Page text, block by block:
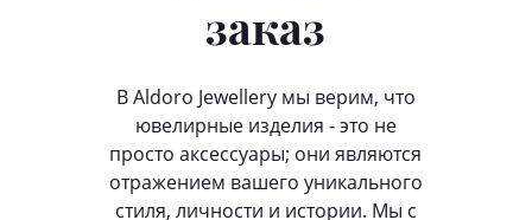
заказ
В Aldoro Jewellery мы верим, что
ювелирные изделия - это не
просто аксессуары; они являются
отражением вашего уникального
стиля, личности и истории. Мы с